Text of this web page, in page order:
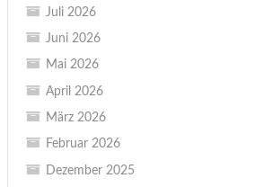
Juli 2026
Juni 2026
Mai 2026
April 2026
März 2026
Februar 2026
Dezember 2025